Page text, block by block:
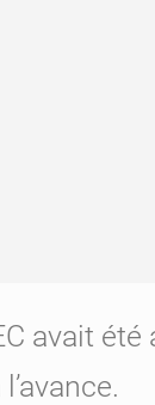
avait